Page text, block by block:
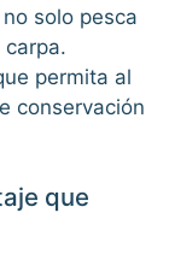
solo pesca
permita al
conservación
que